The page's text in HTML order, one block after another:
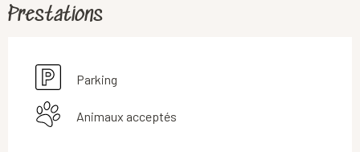
Prestations
Parking
Animaux acceptés